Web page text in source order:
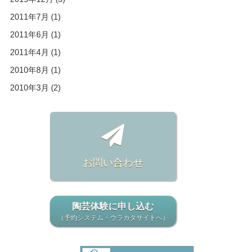
2011年7月 (1)
2011年6月 (1)
2011年4月 (1)
2010年8月 (1)
2010年3月 (2)
お問い合わせ
陶芸体験に申し込む
（予約システム・ウラカタサイトへ）